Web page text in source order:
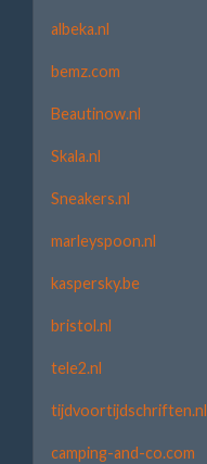
albeka.nl
bemz.com
Beautinow.nl
Skala.nl
Sneakers.nl
marleyspoon.nl
kaspersky.be
bristol.nl
tele2.nl
tijdvoortijdschriften.nl
camping-and-co.com